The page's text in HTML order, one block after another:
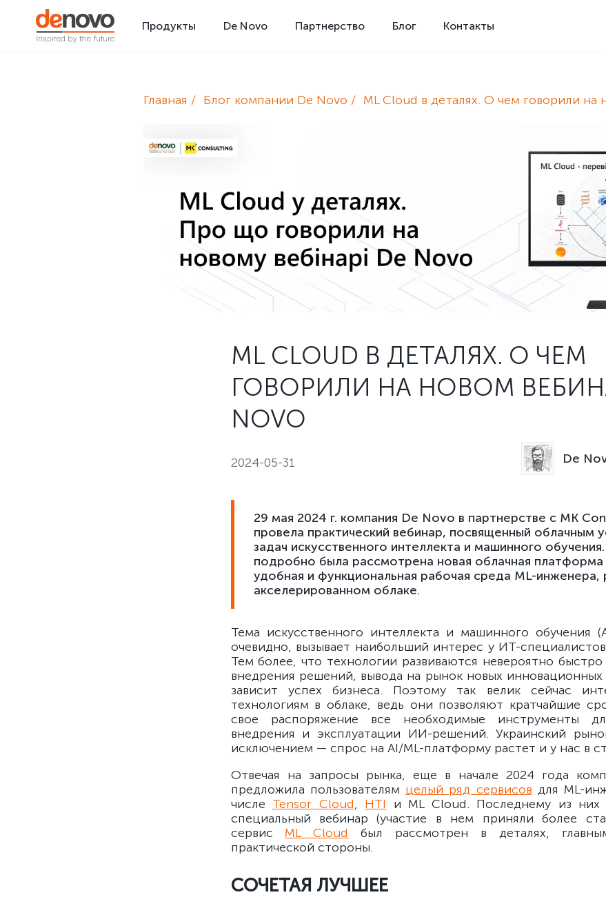
Продукты De Novo Партнерство Блог Контакты
Главная Блог компании De Novo ML Cloud в деталях. О чем говорили на
ML CLOUD В ДЕТАЛЯХ. О ЧЕМ
ГОВОРИЛИ НА НОВОМ
NOVO
2024-05-31 De
29 мая 2024 г. компания De Novo в партнерстве с MK
провела практический вебинар, посвященный облачным
задач искусственного интеллекта и машинного
подробно была рассмотрена новая облачная
удобная и функциональная рабочая среда ML-инженера,
акселерированном облаке.
Тема искусственного интеллекта и машинного обучения
очевидно, вызывает наибольший интерес у ИТ-
Тем более, что технологии развиваются невероятно
внедрения решений, вывода на рынок новых инновационных
зависит успех бизнеса. Поэтому так велик сейчас
технологиям в облаке, ведь они позволяют кратчайшие
свое распоряжение все необходимые инструменты
внедрения и эксплуатации ИИ-решений. Украинский
исключением — спрос на AI/ML-платформу растет и у нас в
Отвечая на запросы рынка, еще в начале 2024 года
предложила пользователям целый ряд сервисов для ML-
числе Tensor Cloud, HTI и ML Cloud. Последнему из них
специальный вебинар (участие в нем приняли более
сервис ML Cloud
был рассмотрен в деталях,
практической стороны.
СОЧЕТАЯ ЛУЧШЕЕ